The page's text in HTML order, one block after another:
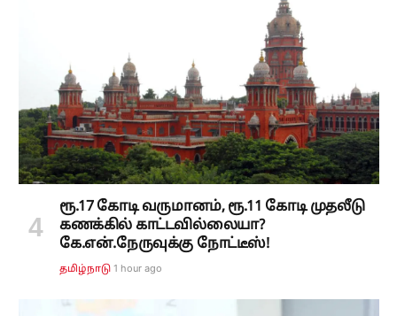
ரூ.17 கோடி வருமானம், ரூ.11 கோடி முதலீடு
கணக்கில் காட்டவில்லையா?
கே.என்.நேருவுக்கு நோட்டீஸ்!
தமிழ்நாடு 1 hour ago